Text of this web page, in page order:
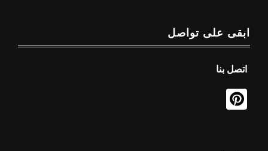
ابقى على تواصل
اتصل بنا